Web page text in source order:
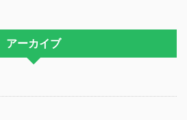
アーカイブ